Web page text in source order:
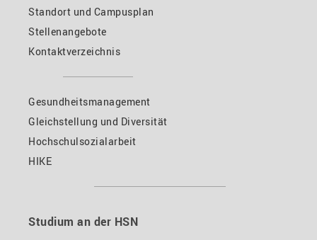
Standort und Campusplan
Stellenangebote
Kontaktverzeichnis
Gesundheitsmanagement
Gleichstellung und Diversität
Hochschulsozialarbeit
HIKE
Studium an der HSN